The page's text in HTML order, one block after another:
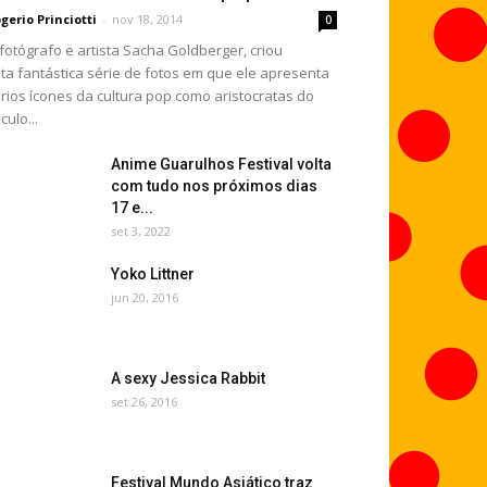
Princiotti - nov 18, 2014 0
e artista Sacha Goldberger, criou
fantástica série de fotos em que ele apresenta
ícones da cultura pop como aristocratas do
Anime Guarulhos Festival volta
com tudo nos próximos dias
17 e...
set 3, 2022
Yoko Littner
jun 20, 2016
A sexy Jessica Rabbit
set 26, 2016
Festival Mundo Asiático traz